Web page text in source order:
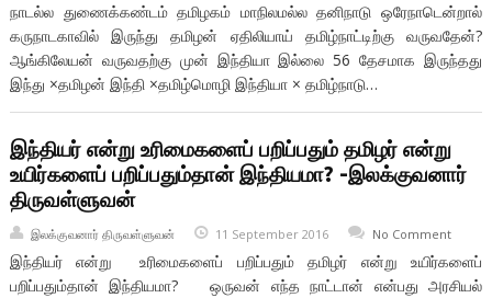
நாடல்ல துணைக்கண்டம் தமிழகம் மாநிலமல்ல தனிநாடு ஒரேநாடென்றால்
கருநாடகாவில் இருந்து தமிழன் ஏதிலியாய் தமிழ்நாட்டிற்கு வருவதேன்?
ஆங்கிலேயன் வருவதற்கு முன் இந்தியா இல்லை 56 தேசமாக இருந்தது
இந்து ×தமிழன் இந்தி ×தமிழ்மொழி இந்தியா × தமிழ்நாடு…
இந்தியர் என்று உரிமைகளைப் பறிப்பதும் தமிழர் என்று
உயிர்களைப் பறிப்பதும்தான் இந்தியமா? -இலக்குவனார்
திருவள்ளுவன்
இலக்குவனார் திருவள்ளுவன் 11 September 2016 No Comment
இந்தியர் என்று உரிமைகளைப் பறிப்பதும் தமிழர் என்று உயிர்களைப்
பறிப்பதும்தான் இந்தியமா? ஒருவன் எந்த நாட்டான் என்பது அரசியல்